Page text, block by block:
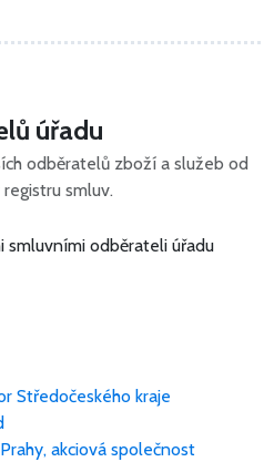
úřadu
odběratelů zboží a služeb od
smluv.
odběrateli úřadu
Středočeského kraje
akciová společnost